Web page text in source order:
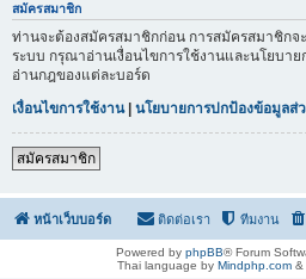
สมัครสมาชิก
ท่านจะต้องสมัครสมาชิกก่อน การสมัครสมาชิกจ
ระบบ กรุณาอ่านเงื่อนไขการใช้งานและนโยบา
อ่านกฎของแต่ละบอร์ด
เงื่อนไขการใช้งาน| นโยบายการปกป้องข้อมูลส่
สมัครสมาชิก
หน้าเว็บบอร์ด ทีมงาน
ติดต่อเรา
Powered by phpBB® Forum
Thai language by Mindphp.com&